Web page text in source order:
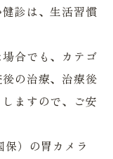
診は、生活習慣
合でも、カテゴ
の治療、治療後
ますので、ご安
）の胃カメラ